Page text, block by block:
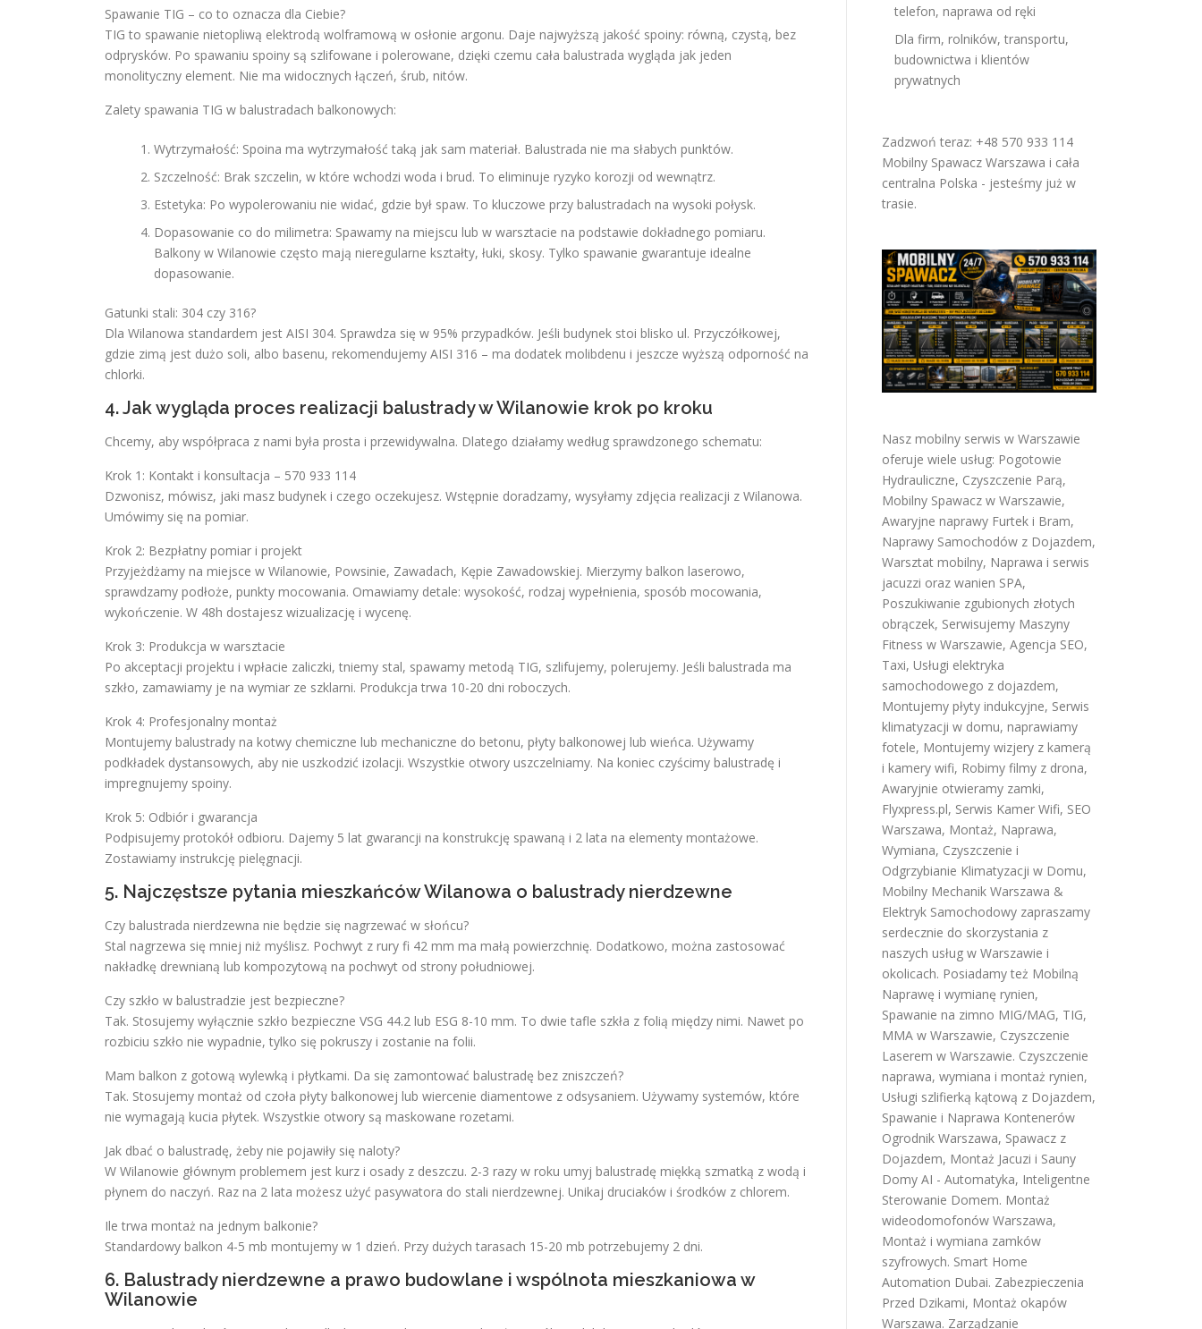
Spawanie TIG – co to oznacza dla Ciebie?
TIG to spawanie nietopliwą elektrodą wolframową w osłonie argonu. Daje najwyższą jakość spoiny: równą, czystą, bez
odprysków. Po spawaniu spoiny są szlifowane i polerowane, dzięki czemu cała balustrada wygląda jak jeden
monolityczny element. Nie ma widocznych łączeń, śrub, nitów.
Zalety spawania TIG w balustradach balkonowych:
Wytrzymałość: Spoina ma wytrzymałość taką jak sam materiał. Balustrada nie ma słabych punktów.
Szczelność: Brak szczelin, w które wchodzi woda i brud. To eliminuje ryzyko korozji od wewnątrz.
Estetyka: Po wypolerowaniu nie widać, gdzie był spaw. To kluczowe przy balustradach na wysoki połysk.
Dopasowanie co do milimetra: Spawamy na miejscu lub w warsztacie na podstawie dokładnego pomiaru.
Balkony w Wilanowie często mają nieregularne kształty, łuki, skosy. Tylko spawanie gwarantuje idealne
dopasowanie.
Gatunki stali: 304 czy 316?
Dla Wilanowa standardem jest AISI 304. Sprawdza się w 95% przypadków. Jeśli budynek stoi blisko ul. Przyczółkowej,
gdzie zimą jest dużo soli, albo basenu, rekomendujemy AISI 316 – ma dodatek molibdenu i jeszcze wyższą odporność na
chlorki.
4. Jak wygląda proces realizacji balustrady w Wilanowie krok po kroku
Chcemy, aby współpraca z nami była prosta i przewidywalna. Dlatego działamy według sprawdzonego schematu:
Krok 1: Kontakt i konsultacja – 570 933 114
Dzwonisz, mówisz, jaki masz budynek i czego oczekujesz. Wstępnie doradzamy, wysyłamy zdjęcia realizacji z Wilanowa.
Umówimy się na pomiar.
Krok 2: Bezpłatny pomiar i projekt
Przyjeżdżamy na miejsce w Wilanowie, Powsinie, Zawadach, Kępie Zawadowskiej. Mierzymy balkon laserowo,
sprawdzamy podłoże, punkty mocowania. Omawiamy detale: wysokość, rodzaj wypełnienia, sposób mocowania,
wykończenie. W 48h dostajesz wizualizację i wycenę.
Krok 3: Produkcja w warsztacie
Po akceptacji projektu i wpłacie zaliczki, tniemy stal, spawamy metodą TIG, szlifujemy, polerujemy. Jeśli balustrada ma
szkło, zamawiamy je na wymiar ze szklarni. Produkcja trwa 10-20 dni roboczych.
Krok 4: Profesjonalny montaż
Montujemy balustrady na kotwy chemiczne lub mechaniczne do betonu, płyty balkonowej lub wieńca. Używamy
podkładek dystansowych, aby nie uszkodzić izolacji. Wszystkie otwory uszczelniamy. Na koniec czyścimy balustradę i
impregnujemy spoiny.
Krok 5: Odbiór i gwarancja
Podpisujemy protokół odbioru. Dajemy 5 lat gwarancji na konstrukcję spawaną i 2 lata na elementy montażowe.
Zostawiamy instrukcję pielęgnacji.
5. Najczęstsze pytania mieszkańców Wilanowa o balustrady nierdzewne
Czy balustrada nierdzewna nie będzie się nagrzewać w słońcu?
Stal nagrzewa się mniej niż myślisz. Pochwyt z rury fi 42 mm ma małą powierzchnię. Dodatkowo, można zastosować
nakładkę drewnianą lub kompozytową na pochwyt od strony południowej.
Czy szkło w balustradzie jest bezpieczne?
Tak. Stosujemy wyłącznie szkło bezpieczne VSG 44.2 lub ESG 8-10 mm. To dwie tafle szkła z folią między nimi. Nawet po
rozbiciu szkło nie wypadnie, tylko się pokruszy i zostanie na folii.
Mam balkon z gotową wylewką i płytkami. Da się zamontować balustradę bez zniszczeń?
Tak. Stosujemy montaż od czoła płyty balkonowej lub wiercenie diamentowe z odsysaniem. Używamy systemów, które
nie wymagają kucia płytek. Wszystkie otwory są maskowane rozetami.
Jak dbać o balustradę, żeby nie pojawiły się naloty?
W Wilanowie głównym problemem jest kurz i osady z deszczu. 2-3 razy w roku umyj balustradę miękką szmatką z wodą i
płynem do naczyń. Raz na 2 lata możesz użyć pasywatora do stali nierdzewnej. Unikaj druciaków i środków z chlorem.
Ile trwa montaż na jednym balkonie?
Standardowy balkon 4-5 mb montujemy w 1 dzień. Przy dużych tarasach 15-20 mb potrzebujemy 2 dni.
6. Balustrady nierdzewne a prawo budowlane i wspólnota mieszkaniowa w
Wilanowie
telefon, naprawa od ręki
Dla firm, rolników, transportu,
budownictwa i klientów
prywatnych
Zadzwoń teraz: +48 570 933 114
Mobilny Spawacz Warszawa i cała
centralna Polska - jesteśmy już w
trasie.
Nasz mobilny serwis w Warszawie
oferuje wiele usług: Pogotowie
Hydrauliczne, Czyszczenie Parą,
Mobilny Spawacz w Warszawie,
Awaryjne naprawy Furtek i Bram,
Naprawy Samochodów z Dojazdem,
Warsztat mobilny, Naprawa i serwis
jacuzzi oraz wanien SPA,
Poszukiwanie zgubionych złotych
obrączek, Serwisujemy Maszyny
Fitness w Warszawie, Agencja SEO,
Taxi, Usługi elektryka
samochodowego z dojazdem,
Montujemy płyty indukcyjne, Serwis
klimatyzacji w domu, naprawiamy
fotele, Montujemy wizjery z kamerą
i kamery wifi, Robimy filmy z drona,
Awaryjnie otwieramy zamki,
Flyxpress.pl, Serwis Kamer Wifi, SEO
Warszawa, Montaż, Naprawa,
Wymiana, Czyszczenie i
Odgrzybianie Klimatyzacji w Domu,
Mobilny Mechanik Warszawa &
Elektryk Samochodowy zapraszamy
serdecznie do skorzystania z
naszych usług w Warszawie i
okolicach. Posiadamy też Mobilną
Naprawę i wymianę rynien,
Spawanie na zimno MIG/MAG, TIG,
MMA w Warszawie, Czyszczenie
Laserem w Warszawie. Czyszczenie
naprawa, wymiana i montaż rynien,
Usługi szlifierką kątową z Dojazdem,
Spawanie i Naprawa Kontenerów
Ogrodnik Warszawa, Spawacz z
Dojazdem, Montaż Jacuzi i Sauny
Domy AI - Automatyka, Inteligentne
Sterowanie Domem. Montaż
wideodomofonów Warszawa,
Montaż i wymiana zamków
szyfrowych. Smart Home
Automation Dubai. Zabezpieczenia
Przed Dzikami, Montaż okapów
Warszawa. Zarządzanie